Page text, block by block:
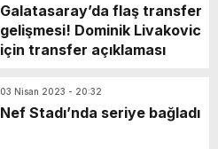
Galatasaray’da flaş transfer
gelişmesi! Dominik Livakovic
için transfer açıklaması
03 Nisan 2023 - 20:32
Nef Stadı’nda seriye bağladı